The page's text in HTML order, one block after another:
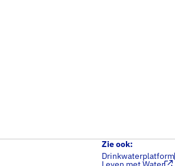
Zie ook:
Drinkwaterplatform